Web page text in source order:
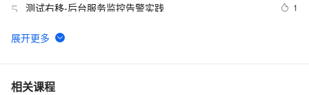
5 测试右移-后台服务监控告警实践 1
6 征文分享｜OceanBase 3.1.2 数据库性能测试探索
7 【实测】django测试平台的各种权限管理设计解决方案！
相关课程